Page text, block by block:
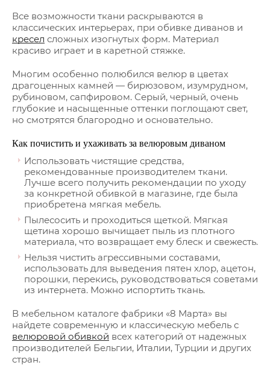
Все возможности ткани раскрываются в
классических интерьерах, при обивке диванов и
кресел сложных изогнутых форм. Материал
красиво играет и в каретной стяжке.
Многим особенно полюбился велюр в цветах
драгоценных камней — бирюзовом, изумрудном,
рубиновом, сапфировом. Серый, черный, очень
глубокие и насыщенные оттенки поглощают свет,
но смотрятся благородно и основательно.
Как почистить и ухаживать за велюровым диваном
Использовать чистящие средства,
рекомендованные производителем ткани.
Лучше всего получить рекомендации по уходу
за конкретной обивкой в магазине, где была
приобретена мягкая мебель.
Пылесосить и проходиться щеткой. Мягкая
щетина хорошо вычищает пыль из плотного
материала, что возвращает ему блеск и свежесть.
Нельзя чистить агрессивными составами,
использовать для выведения пятен хлор, ацетон,
порошки, перекись, руководствоваться советами
из интернета. Можно испортить ткань.
В мебельном каталоге фабрики «8 Марта» вы
найдете современную и классическую мебель с
велюровой обивкой всех категорий от надежных
производителей Бельгии, Италии, Турции и других
стран.